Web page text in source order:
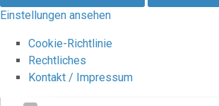
Einstellungen ansehen
Cookie-Richtlinie
Rechtliches
Kontakt / Impressum